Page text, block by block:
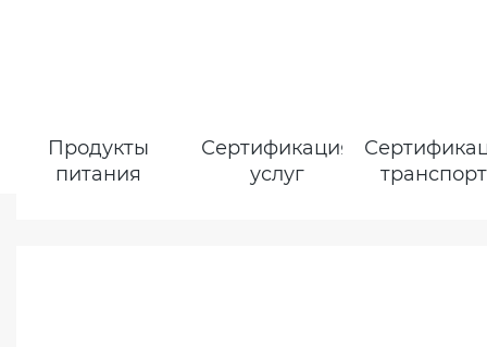
Продукты
питания
Сертификация
услуг